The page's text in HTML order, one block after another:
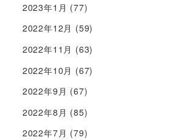
2023年1月 (77)
2022年12月 (59)
2022年11月 (63)
2022年10月 (67)
2022年9月 (67)
2022年8月 (85)
2022年7月 (79)